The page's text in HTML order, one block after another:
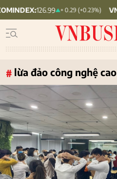
126.99 + 0.29 (+0.23%) VN30:1,911.09
# lừa đảo công nghệ cao